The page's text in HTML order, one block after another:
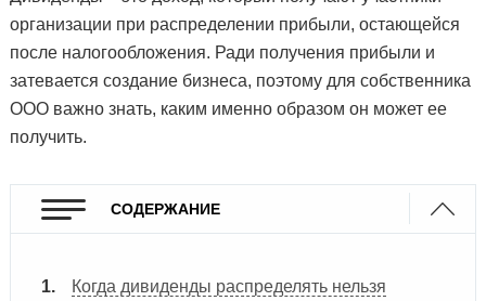
организации при распределении прибыли, остающейся
после налогообложения. Ради получения прибыли и
затевается создание бизнеса, поэтому для собственника
ООО важно знать, каким именно образом он может ее
получить.
СОДЕРЖАНИЕ
Когда дивиденды распределять нельзя